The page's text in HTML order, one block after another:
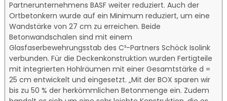
Partnerunternehmens BASF weiter reduziert. Auch der
Ortbetonkern wurde auf ein Minimum reduziert, um eine
Wandstärke von 27 cm zu erreichen. Beide
Betonwandschalen sind mit einem
Glasfaserbewehrungsstab des C³-Partners Schöck Isolink
verbunden. Für die Deckenkonstruktion wurden Fertigteile
mit integrierten Hohlräumen mit einer Gesamtstärke d =
25 cm entwickelt und eingesetzt. „Mit der BOX sparen wir
bis zu 50 % der herkömmlichen Betonmenge ein. Zudem